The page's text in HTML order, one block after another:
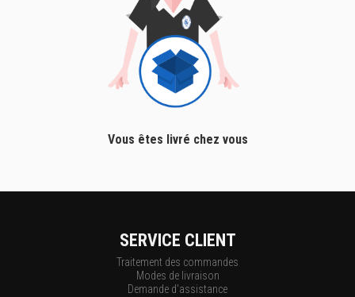
Vous êtes livré chez vous
SERVICE CLIENT
Traitement des commandes
Modes de livraison
Demande d'assistance